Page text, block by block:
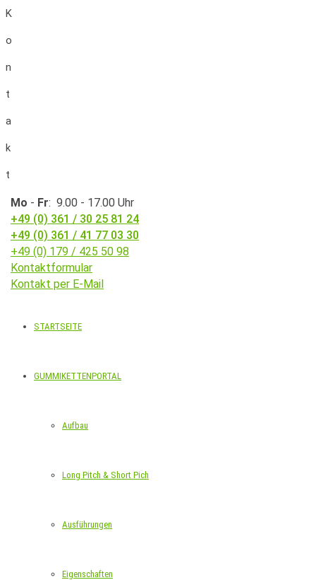
K
o
n
t
a
k
t
Mo - Fr: 9.00 - 17.00 Uhr
+49 (0) 361 / 30 25 81 24
+49 (0) 361 / 41 77 03 30
+49 (0) 179 / 425 50 98
Kontaktformular
Kontakt per E-Mail
STARTSEITE
GUMMIKETTENPORTAL
Aufbau
Long Pitch & Short Pich
Ausführungen
Eigenschaften